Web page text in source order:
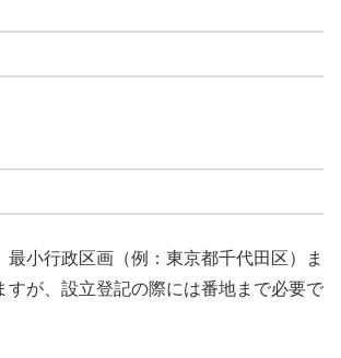
最小行政区画（例：東京都千代田区）ま
すが、設立登記の際には番地まで必要で